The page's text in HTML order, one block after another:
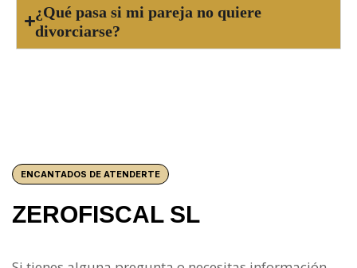
¿Qué pasa si mi pareja no quiere
divorciarse?
ENCANTADOS DE ATENDERTE
ZEROFISCAL SL